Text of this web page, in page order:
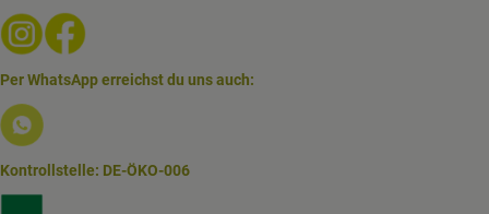
Externer Link zu https://www.instagram.com/biolesker/
Per WhatsApp erreichst du uns auch:
Externer Link zu https://www.biolesker.de/lieferservice/
Kontrollstelle: DE-ÖKO-006